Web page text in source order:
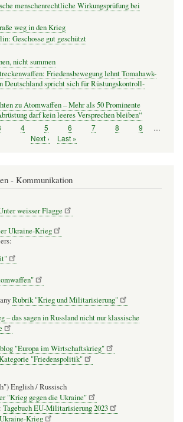
menschenrechtliche Wirkungsprüfung bei
weg in den Krieg
Geschosse gut geschützt
nicht summen
Friedensbewegung lehnt Tomahawk-
Deutschland spricht sich für Rüstungskontroll-
zu Atomwaffen – Mehr als 50 Prominente
darf kein leeres Versprechen bleiben“
Seite
4 Seite
5 Seite
6 Seite
7 Seite
8 Seite
9
…
Nächste
Next ›
Letzte
Last »
- Kommunikation
weisser Flagge
Ukraine-Krieg
Rubrik "Krieg und Militarisierung"
– das sagen in Russland nicht nur klassische
"Europa im Wirtschaftskrieg"
"Friedenspolitik"
English / Russisch
"Krieg gegen die Ukraine"
Tagebuch EU-Militarisierung 2023
Krieg